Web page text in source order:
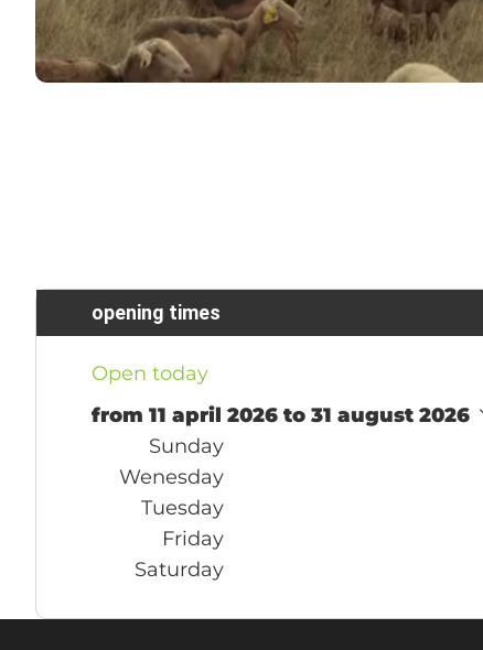
opening times
Open today
from 11 april 2026 to 31 august 2026
Sunday
Wenesday
Tuesday
Friday
Saturday